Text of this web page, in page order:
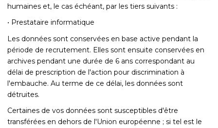
humaines et, le cas échéant, par les tiers suivants :
• Prestataire informatique
Les données sont conservées en base active pendant la
période de recrutement. Elles sont ensuite conservées en
archives pendant une durée de 6 ans correspondant au
délai de prescription de l'action pour discrimination à
l'embauche. Au terme de ce délai, les données sont
détruites.
Certaines de vos données sont susceptibles d'être
transférées en dehors de l'Union européenne ; si tel est le